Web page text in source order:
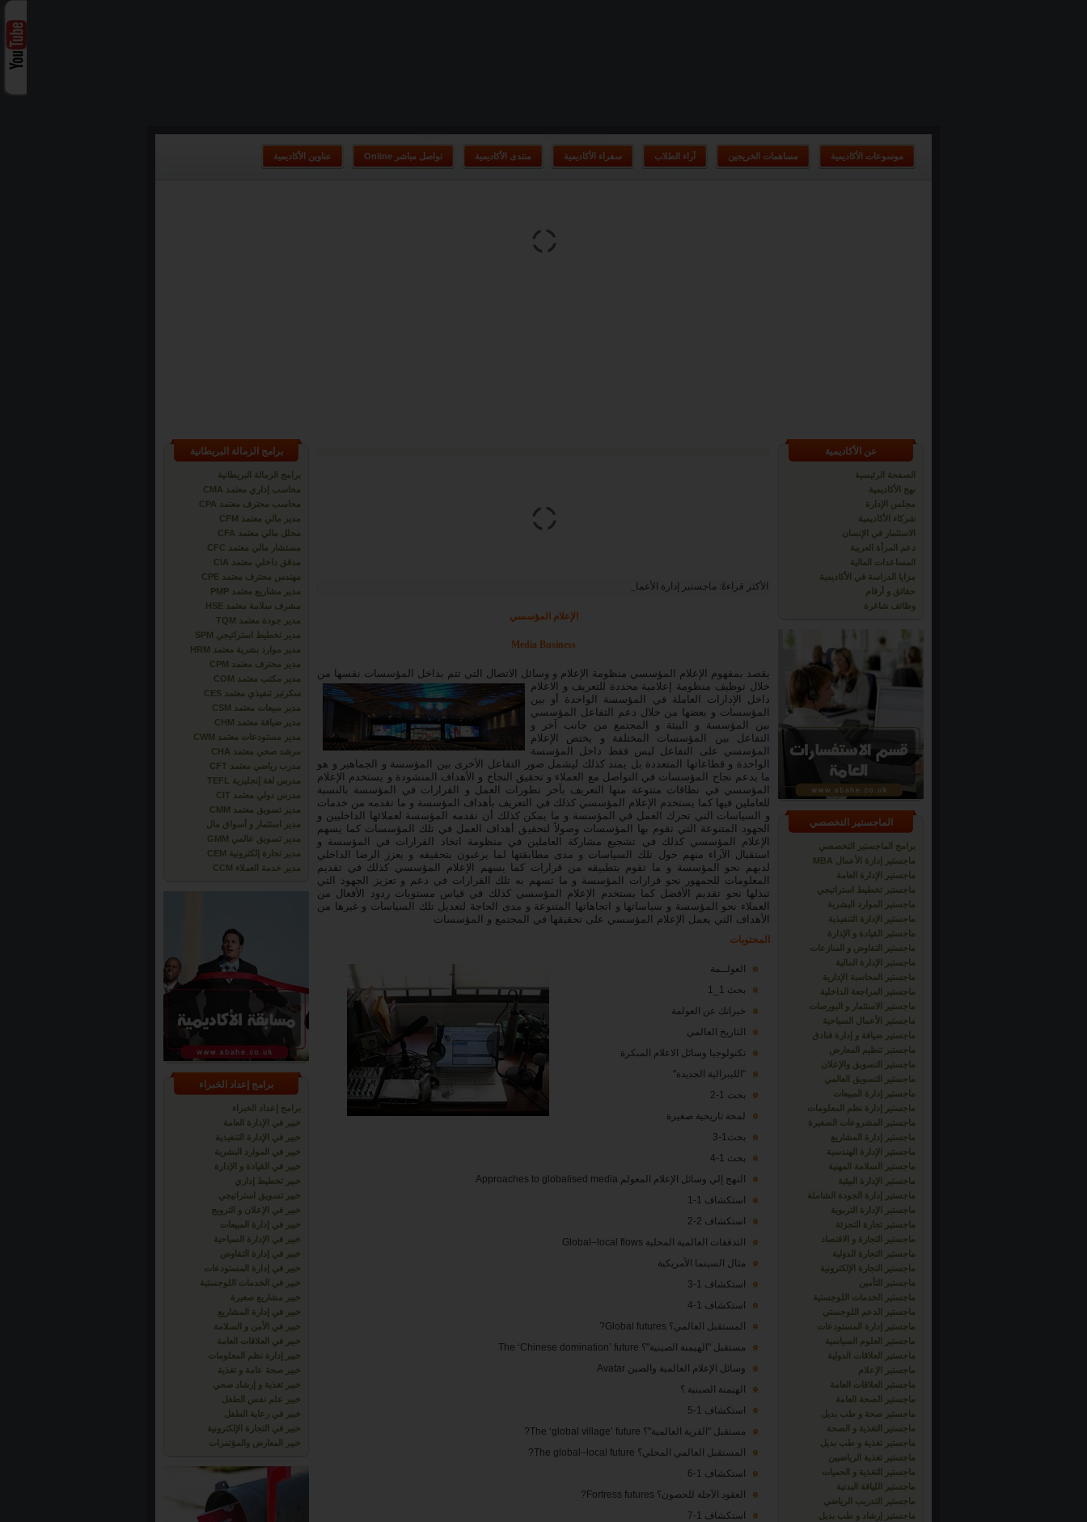
عناوين الأكاديمية Online تواصل مباشر منتدى الأكاديمية سفراء الأكاديمية آراء الطلاب مساهمات الخريجين موسوعات الأكاديمية
برامج الزمالة البريطانية
برامج الزمالة البريطانية
محاسب إداري معتمد CMA
محاسب محترف معتمد CPA
مدير مالي معتمد CFM
محلل مالي معتمد CFA
مستشار مالي معتمد CFC
مدقق داخلي معتمد CIA
مهندس محترف معتمد CPE
مدير مشاريع معتمد PMP
مشرف سلامة معتمد HSE
مدير جودة معتمد TQM
مدير تخطيط استراتيجي SPM
مدير موارد بشرية معتمد HRM
مدير محترف معتمد CPM
مدير مكتب معتمد COM
سكرتير تنفيذي معتمد CES
مدير مبيعات معتمد CSM
مدير ضيافة معتمد CHM
مدير مستودعات معتمد CWM
مرشد صحي معتمد CHA
مدرب رياضي معتمد CFT
مدرس لغة إنجليزية TEFL
مدرس دولي معتمد CIT
مدير تسويق معتمد CMM
مدير استثمار و أسواق مال
مدير تسويق عالمي GMM
مدير تجارة إلكترونية CEM
مدير خدمة العملاء CCM
برامج إعداد الخبراء
برامج إعداد الخبراء
خبير في الإدارة العامة
خبير في الإدارة التنفيذية
خبير في الموارد البشرية
خبير في القيادة و الإدارة
خبير تخطيط إداري
خبير تسويق استراتيجي
خبير في الإعلان و الترويج
خبير في إدارة المبيعات
خبير في الإدارة السياحية
خبير في إدارة التفاوض
خبير في إدارة المستودعات
خبير في الخدمات اللوجستية
خبير مشاريع صغيرة
خبير في إدارة المشاريع
خبير في الأمن و السلامة
خبير في العلاقات العامة
خبير إدارة نظم المعلومات
خبير صحة عامة و تغذية
خبير تغذية و إرشاد صحي
خبير علم نفس الطفل
خبير في رعاية الطفل
خبير في التجارة الإلكترونية
خبير المعارض والمؤتمرات
الأكثر قراءةً: ماجستير إدارة الأعمال من بريطانيا
الإعلام المؤسسي
Media Business
يقصد بمفهوم الإعلام المؤسسي منظومة الإعلام و وسائل الاتصال التي تتم بداخل المؤسسات نفسها من
خلال توظيف منظومة إعلامية محددة للتعريف و الاعلام
داخل الإدارات العاملة في المؤسسة الواحدة أو بين
المؤسسات و بعضها من خلال دعم التفاعل المؤسسي
بين المؤسسة و البيئة و المجتمع من جانب آخر و
التفاعل بين المؤسسات المختلفة و يختص الإعلام
المؤسسي على التفاعل ليس فقط داخل المؤسسة
الواحدة و قطاعاتها المتعددة بل يمتد كذلك ليشمل صور التفاعل الأخرى بين المؤسسة و الجماهير و هو
ما يدعم نجاح المؤسسات في التواصل مع العملاء و تحقيق النجاح و الأهداف المنشودة و يستخدم الإعلام
المؤسسي في نطاقات متنوعة منها التعريف بآخر تطورات العمل و القرارات في المؤسسة بالنسبة
للعاملين فيها كما يستخدم الإعلام المؤسسي كذلك في التعريف بأهداف المؤسسة و ما تقدمه من خدمات
و السياسات التي تحرك العمل في المؤسسة و ما يمكن كذلك أن تقدمه المؤسسة لعملائها الداخليين و
الجهود المتنوعة التي تقوم بها المؤسسات وصولاً لتحقيق أهداف العمل في تلك المؤسسات كما يسهم
الإعلام المؤسسي كذلك في تشجيع مشاركة العاملين في منظومة اتخاذ القرارات في المؤسسة و
استقبال الآراء منهم حول تلك السياسات و مدى مطابقتها لما يرغبون بتحقيقه و يعزز الرضا الداخلي
لديهم نحو المؤسسة و ما تقوم بتطبيقه من قرارات كما يسهم الإعلام المؤسسي كذلك في تقديم
المعلومات للجمهور نحو قرارات المؤسسة و ما تسهم به تلك القرارات في دعم و تعزيز الجهود التي
تبذلها نحو تقديم الأفضل كما يستخدم الإعلام المؤسسي كذلك في قياس مستويات ردود الأفعال من
العملاء نحو المؤسسة و سياساتها و اتجاهاتها المتنوعة و مدى الحاجة لتعديل تلك السياسات و غيرها من
الأهداف التي يعمل الإعلام المؤسسي على تحقيقها في المجتمع و المؤسسات
المحتويات
العولــمة
بحث 1_1
خبراتك عن العولمة
التاريخ العالمي
تكنولوجيا وسائل الاعلام المبكرة
"الليبرالية الجديدة"
بحث 1-2
لمحة تاريخية صغيرة
بحث1-3
بحث 1-4
النهج إلي وسائل الإعلام المعولم Approaches to globalised media
استكشاف 1-1
استكشاف 2-2
التدفقات العالمية المحلية Global–local flows
مثال السينما الأمريكية
استكشاف 1-3
استكشاف 1-4
المستقبل العالمي؟ Global futures?
مستقبل "الهيمنة الصينية"؟ The ‘Chinese domination’ future
وسائل الإعلام العالمية والصين Avatar
الهيمنة الصينية ؟
استكشاف 1-5
مستقبل "القرية العالمية"؟ The ‘global village’ future?
المستقبل العالمي المحلي؟ The global–local future?
استكشاف 1-6
العقود الآجلة للحصون؟ Fortress futures?
استكشاف 1-7
عن الأكاديمية
الصفحة الرئيسية
نهج الأكاديمية
مجلس الإدارة
شركاء الأكاديمية
الاستثمار في الإنسان
دعم المرأة العربية
المساعدات المالية
مزايا الدراسة في الأكاديمية
حقائق و أرقام
وظائف شاغرة
الماجستير التخصصي
برامج الماجستير التخصصي
ماجستير إدارة الأعمال MBA
ماجستير الإدارة العامة
ماجستير تخطيط استراتيجي
ماجستير الموارد البشرية
ماجستير الإدارة التنفيذية
ماجستير القيادة و الإدارة
ماجستير التفاوض و المنازعات
ماجستير الإدارة المالية
ماجستير المحاسبة الإدارية
ماجستير المراجعة الداخلية
ماجستير الاستثمار و البورصات
ماجستير الأعمال السياحية
ماجستير ضيافة و إدارة فنادق
ماجستير تنظيم المعارض
ماجستير التسويق والإعلان
ماجستير التسويق العالمي
ماجستير إدارة المبيعات
ماجستير إدارة نظم المعلومات
ماجستير المشروعات الصغيرة
ماجستير إدارة المشاريع
ماجستير الإدارة الهندسية
ماجستير السلامة المهنية
ماجستير الإدارة البيئية
ماجستير إدارة الجودة الشاملة
ماجستير الإدارة التربوية
ماجستير تجارة التجزئة
ماجستير التجارة و الاقتصاد
ماجستير التجارة الدولية
ماجستير التجارة الإلكترونية
ماجستير التأمين
ماجستير الخدمات اللوجستية
ماجستير الدعم اللوجستي
ماجستير إدارة المستودعات
ماجستير العلوم السياسية
ماجستير العلاقات الدولية
ماجستير الإعلام
ماجستير العلاقات العامة
ماجستير الصحة العامة
ماجستير صحة و طب بديل
ماجستير التغذية و الصحة
ماجستير تغذية و طب بديل
ماجستير تغذية الرياضيين
ماجستير التغذية و الحميات
ماجستير اللياقة البدنية
ماجستير التدريب الرياضي
ماجستير إرشاد و طب بديل